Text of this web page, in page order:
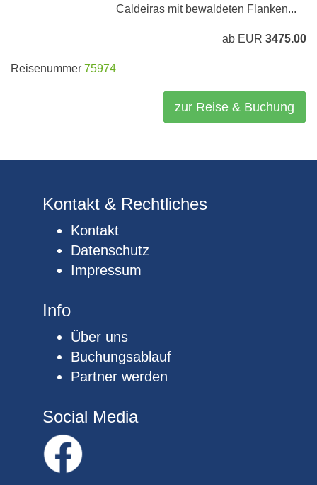
Caldeiras mit bewaldeten Flanken...
ab EUR 3475.00
Reisenummer 75974
zur Reise & Buchung
Kontakt & Rechtliches
Kontakt
Datenschutz
Impressum
Info
Über uns
Buchungsablauf
Partner werden
Social Media